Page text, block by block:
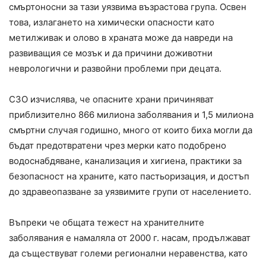
смъртоносни за тази уязвима възрастова група. Освен
това, излагането на химически опасности като
метилживак и олово в храната може да навреди на
развиващия се мозък и да причини доживотни
неврологични и развойни проблеми при децата.
СЗО изчислява, че опасните храни причиняват
приблизително 866 милиона заболявания и 1,5 милиона
смъртни случая годишно, много от които биха могли да
бъдат предотвратени чрез мерки като подобрено
водоснабдяване, канализация и хигиена, практики за
безопасност на храните, като пастьоризация, и достъп
до здравеопазване за уязвимите групи от населението.
Въпреки че общата тежест на хранителните
заболявания е намаляла от 2000 г. насам, продължават
да съществуват големи регионални неравенства, като